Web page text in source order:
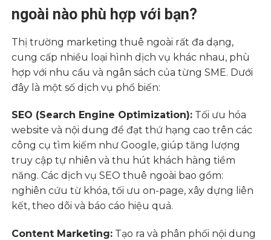
ngoài nào phù hợp với bạn?
Thị trường marketing thuê ngoài rất đa dạng,
cung cấp nhiều loại hình dịch vụ khác nhau, phù
hợp với nhu cầu và ngân sách của từng SME. Dưới
đây là một số dịch vụ phổ biến:
SEO (Search Engine Optimization): Tối ưu hóa
website và nội dung để đạt thứ hạng cao trên các
công cụ tìm kiếm như Google, giúp tăng lượng
truy cập tự nhiên và thu hút khách hàng tiềm
năng. Các dịch vụ SEO thuê ngoài bao gồm:
nghiên cứu từ khóa, tối ưu on-page, xây dựng liên
kết, theo dõi và báo cáo hiệu quả.
Content Marketing: Tạo ra và phân phối nội dung